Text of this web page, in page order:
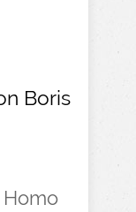
Boris